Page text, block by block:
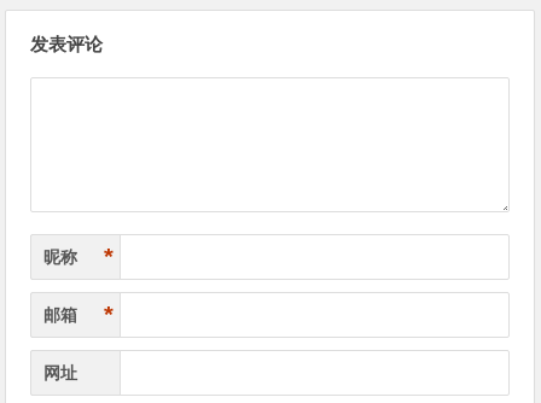
发表评论
昵称 *
邮箱 *
网址